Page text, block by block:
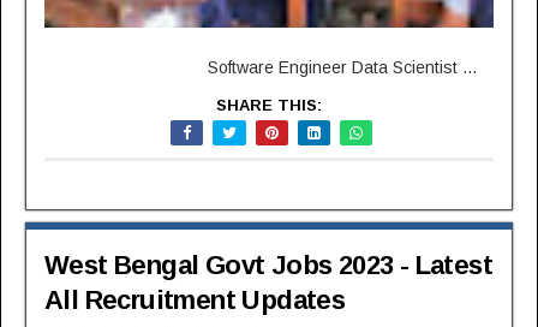
Software Engineer Data Scientist ...
SHARE THIS:
West Bengal Govt Jobs 2023 - Latest
All Recruitment Updates